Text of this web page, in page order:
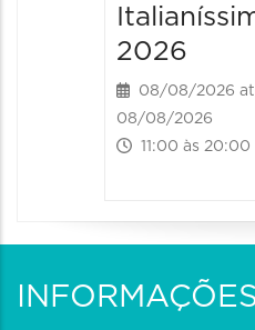
2026
08/08/2026
08/08/2026
11:00 às 20:00